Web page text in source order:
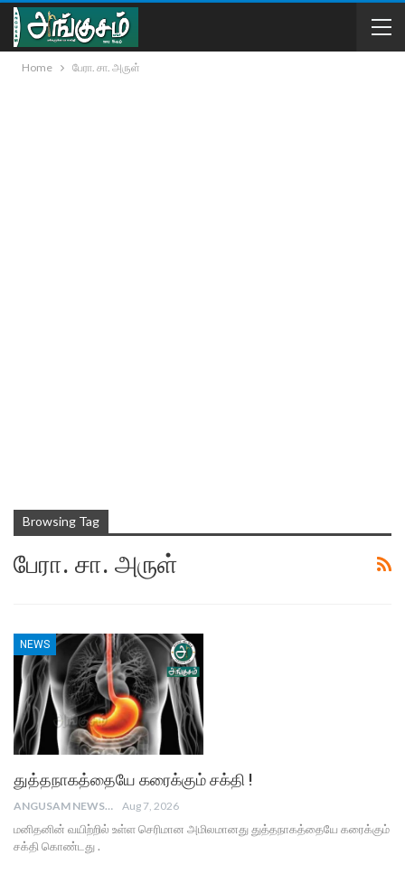
Home பேரா. சா. அருள்
Browsing Tag
பேரா. சா. அருள்
NEWS
துத்தநாகத்தையே கரைக்கும் சக்தி !
ANGUSAM NEWS Aug 7, 2026
மனிதனின் வயிற்றில் உள்ள செரிமான அமிலமானது துத்தநாகத்தையே கரைக்கும்
சக்தி கொண்டது .